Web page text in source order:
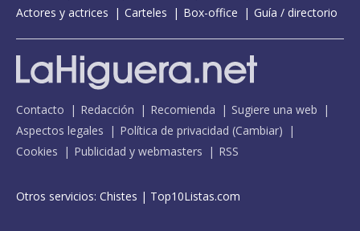
Actores y actrices
Carteles Box-office Guía / directorio
Contacto Redacción Recomienda
Sugiere una web
Aspectos legales
Política de privacidad (Cambiar)
Cookies
Publicidad y webmasters RSS
Otros servicios: Chistes | Top10Listas.com